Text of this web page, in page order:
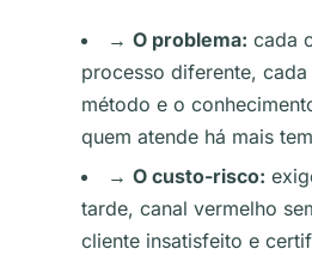
→ O problema: cada
processo diferente,
método e o
quem atende há mais
→ O custo-risco:
tarde, canal vermelho
cliente insatisfeito e